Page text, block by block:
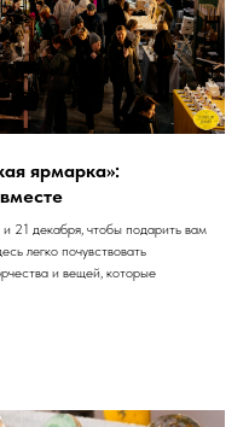
ярмарка»:
21 декабря, чтобы подарить вам
легко почувствовать
и вещей, которые